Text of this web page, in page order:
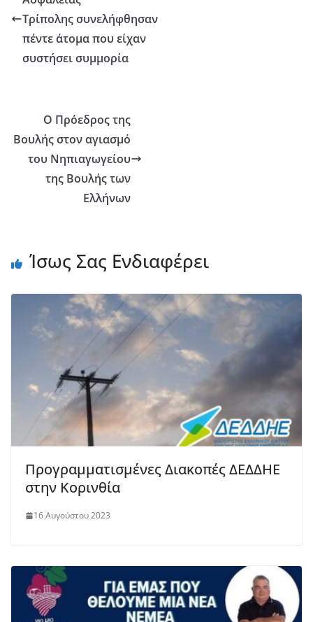
Τρίπολης συνελήφθησαν
πέντε άτομα που είχαν
συστήσει συμμορία
Ο Πρόεδρος της
Βουλής στον αγιασμό
του Νηπιαγωγείου
της Βουλής των
Ελλήνων
Ίσως Σας Ενδιαφέρει
Προγραμματισμένες Διακοπές ΔΕΔΔΗΕ
στην Κορινθία
16 Αυγούστου 2023